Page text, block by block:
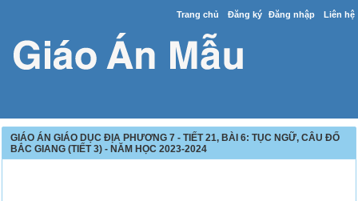
Trang chủ Đăng ký Đăng nhập Liên hệ
GIÁO ÁN GIÁO DỤC ĐỊA PHƯƠNG 7 - TIẾT 21, BÀI 6: TỤC NGỮ, CÂU ĐỐ
BẮC GIANG (TIẾT 3) - NĂM HỌC 2023-2024